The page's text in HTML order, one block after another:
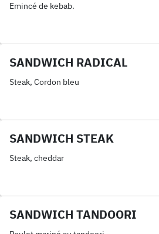
Emincé de kebab.
SANDWICH RADICAL
Steak, Cordon bleu
SANDWICH STEAK
Steak, cheddar
SANDWICH TANDOORI